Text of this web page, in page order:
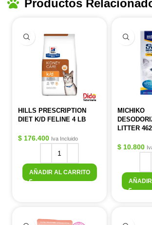
Productos
HILLS PRESCRIPTION
DIET K/D FELINE 4 LB
$ 176.400 Iva Incluido
AÑADIR AL CARRITO
MICHIKO
LITTER
$ 10.800